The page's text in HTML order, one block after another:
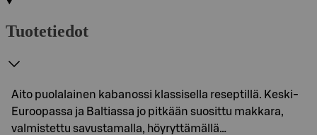
Tuotetiedot
Aito puolalainen kabanossi klassisella reseptillä. Keski-
Euroopassa ja Baltiassa jo pitkään suosittu makkara,
valmistettu savustamalla, höyryttämällä…